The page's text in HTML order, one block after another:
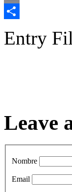
Email
Entry
Leave
Nombre
Email